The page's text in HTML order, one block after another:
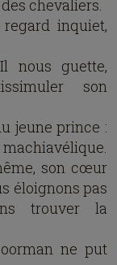
chevaliers.
inquiet,
nous guette,
son
jeune prince :
son cœur
éloignons pas
trouver la
ne put